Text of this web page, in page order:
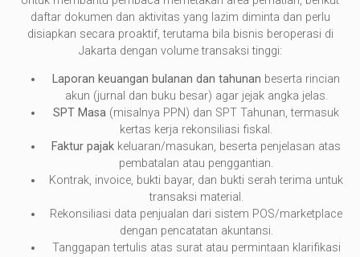
daftar dokumen dan aktivitas yang lazim diminta dan perlu
disiapkan secara proaktif, terutama bila bisnis beroperasi di
Jakarta dengan volume transaksi tinggi:
Laporan keuangan bulanan dan tahunan beserta rincian
akun (jurnal dan buku besar) agar jejak angka jelas.
SPT Masa (misalnya PPN) dan SPT Tahunan, termasuk
kertas kerja rekonsiliasi fiskal.
Faktur pajak keluaran/masukan, beserta penjelasan atas
pembatalan atau penggantian.
Kontrak, invoice, bukti bayar, dan bukti serah terima untuk
transaksi material.
Rekonsiliasi data penjualan dari sistem POS/marketplace
dengan pencatatan akuntansi.
Tanggapan tertulis atas surat atau permintaan klarifikasi